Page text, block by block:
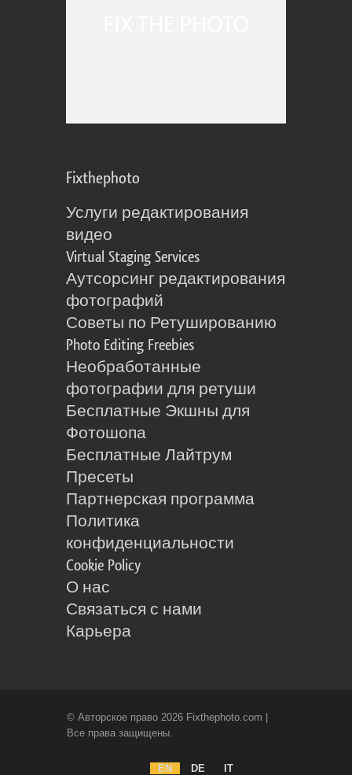
Fixthephoto
Услуги редактирования
видео
Virtual Staging Services
Аутсорсинг редактирования
фотографий
Советы по Ретушированию
Photo Editing Freebies
Необработанные
фотографии для ретуши
Бесплатные Экшны для
Фотошопа
Бесплатные Лайтрум
Пресеты
Партнерская программа
Политика
конфиденциальности
Cookie Policy
О нас
Связаться с нами
Карьера
© Авторское право 2026 Fixthephoto.com |
Все права защищены.
EN DE IT